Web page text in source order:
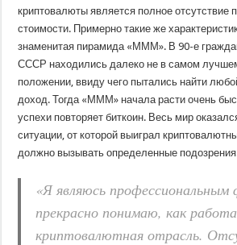
криптовалюты является полное отсутствие
стоимости. Примерно такие же
знаменитая пирамида «МММ». В 90-е
СССР находились далеко не в самом
положении, ввиду чего пытались найти
доход. Тогда «МММ» начала расти очень
успехи повторяет биткоин. Весь мир
ситуации, от которой выиграл
должно вызывать определенные
«Я являюсь
прекрасно понимаю, как
криптовалютная отрасль.